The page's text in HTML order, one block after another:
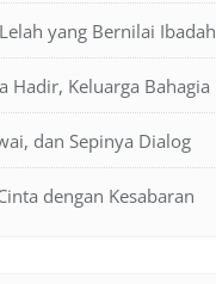
yang Bernilai Ibadah
Hadir, Keluarga Bahagia
dan Sepinya Dialog
dengan Kesabaran